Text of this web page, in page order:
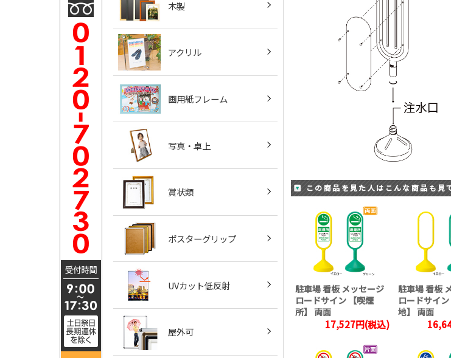
木製
アクリル
画用紙フレーム
写真・卓上
賞状類
ポスターグリップ
UVカット低反射
屋外可
この商品を見た人はこんな商品も見
駐車場 看板 メッセージ
ロードサイン 【喫煙
所】 両面
17,527円(税込)
駐車場 看板
ロードサイ
地】 両面